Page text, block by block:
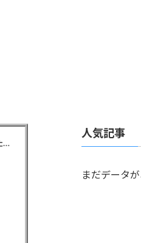
元フジ渡邊渚アナ PTSD公表への思いを明かす「無理解や差別は永遠に変わらない」「同じ病気になったことのない人間にはわからない」
人気記事
まだデータが